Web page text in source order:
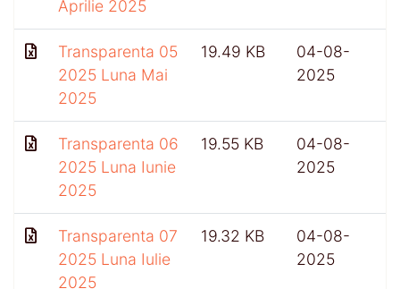
Aprilie 2025
Transparenta 05
2025 Luna Mai
2025
19.49 KB
04-08-
2025
Transparenta 06
2025 Luna Iunie
2025
19.55 KB
04-08-
2025
Transparenta 07
2025 Luna Iulie
2025
19.32 KB
04-08-
2025